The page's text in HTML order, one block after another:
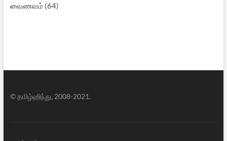
வைணவம் (64)
© தமிழ்ஹிந்து, 2008-2021.